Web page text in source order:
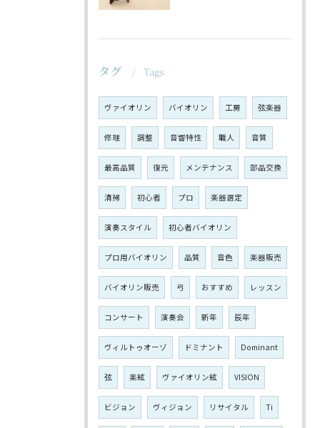
タグ Tags
ヴァイオリン バイオリン 工房 弦楽器
修理 調整 音響特性 職人 音質
最高品質 復元 メンテナンス 部品交換
清掃 初心者 プロ 楽器選定
演奏スタイル 初心者バイオリン
プロ用バイオリン 品質 音色 楽器販売
バイオリン販売 弓 おすすめ レッスン
コンサート 演奏会 新年 辰年
ヴィルトゥオーゾ ドミナント Dominant
弦 楽絃 ヴァイオリン絃 VISION
ビジョン ヴィジョン リサイタル Ti